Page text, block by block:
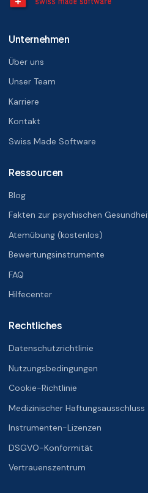
Unternehmen
Über uns
Unser Team
Karriere
Kontakt
Swiss Made Software
Ressourcen
Blog
Fakten zur psychischen
Atemübung (kostenlos)
Bewertungsinstrumente
FAQ
Hilfecenter
Rechtliches
Datenschutzrichtlinie
Nutzungsbedingungen
Cookie-Richtlinie
Medizinischer Haftungsausschluss
Instrumenten-Lizenzen
DSGVO-Konformität
Vertrauenszentrum